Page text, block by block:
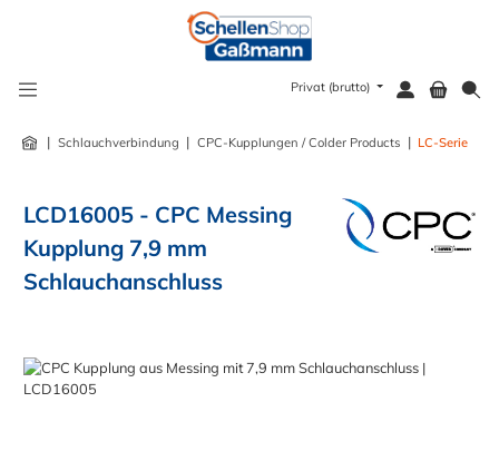
Privat (brutto)
| Schlauchverbindung | CPC-Kupplungen / Colder Products | LC-Serie
LCD16005 - CPC Messing
Kupplung 7,9 mm
Schlauchanschluss
Bildergalerie überspringen